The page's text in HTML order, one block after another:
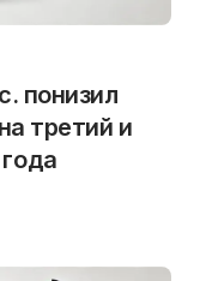
понизил
третий и